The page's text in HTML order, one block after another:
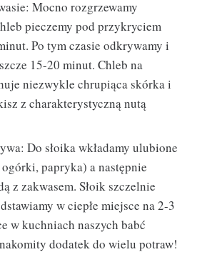
Mocno rozgrzewamy
pieczemy pod przykryciem
Po tym czasie odkrywamy i
15-20 minut. Chleb na
niezwykle chrupiąca skórka i
z charakterystyczną nutą
Do słoika wkładamy ulubione
papryka) a następnie
z zakwasem. Słoik szczelnie
w ciepłe miejsce na 2-3
w kuchniach naszych babć
dodatek do wielu potraw!